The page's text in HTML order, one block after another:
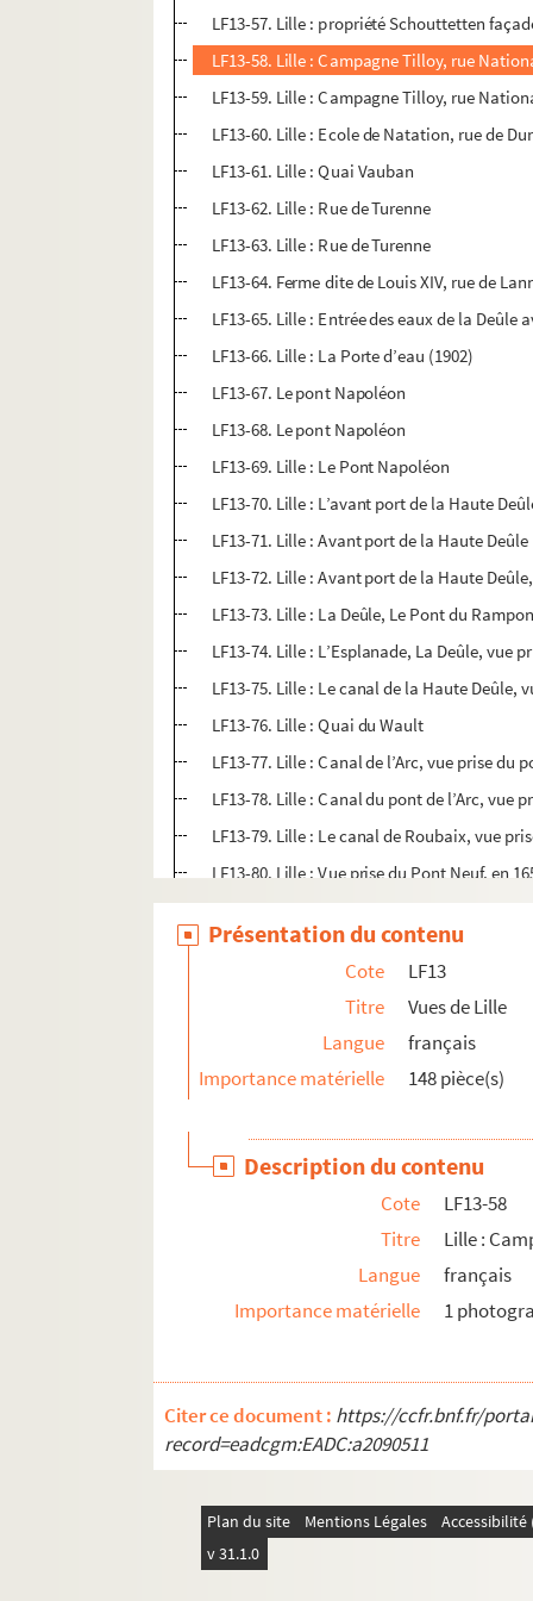
LF13-57. Lille : propriété Schouttetten
LF13-58. Lille : Campagne Tilloy, rue
LF13-59. Lille : Campagne Tilloy, rue
LF13-60. Lille : Ecole de Natation, rue de
LF13-61. Lille : Quai Vauban
LF13-62. Lille : Rue de Turenne
LF13-63. Lille : Rue de Turenne
LF13-64. Ferme dite de Louis XIV, rue de
LF13-65. Lille : Entrée des eaux de la
LF13-66. Lille : La Porte d’eau (1902)
LF13-67. Le pont Napoléon
LF13-68. Le pont Napoléon
LF13-69. Lille : Le Pont Napoléon
LF13-70. Lille : L’avant port de la Haute
LF13-71. Lille : Avant port de la Haute Deûle
LF13-72. Lille : Avant port de la Haute
LF13-73. Lille : La Deûle, Le Pont du
LF13-74. Lille : L’Esplanade, La Deûle, vue
LF13-75. Lille : Le canal de la Haute Deûle,
LF13-76. Lille : Quai du Wault
LF13-77. Lille : Canal de l’Arc, vue prise du
LF13-78. Lille : Canal du pont de l’Arc, vue
LF13-79. Lille : Le canal de Roubaix, vue
LF13-80. Lille : Vue prise du Pont Neuf, en
LF13-81. Lille : Le Grand Rivage (Quai de la
LF13-82. Lille : Collège Notre-Dame de la
LF13-83. Lille : La Basse Deûle, Le Pont Neuf
LF13-84. Lille : La Basse Deûle, Le Pont
LF13-85. Lille : Canal de la Basse Deûle,
LF13-86. Lille : Canal de la Basse Deûle, La
LF13-88. Lille : L’arbonnoise
LF13-89. Lille : La Digue, emplacement
LF13-90. Lille : La Préfecture
LF13-91. Lille : Palais des Beaux-Arts,
LF13-92. Lille : Le Palais des Beaux-Arts
LF13-94. Lille : Le Palais Rameau, effet de
LF13-95. Collégiale de Saint Pierre
LF13-96. Lille : Eglise Saint Maurice
LF13-97. Ancienne église St Etienne après
LF13-98. Eglise St Sauveur après le
LF13-99. Le quartier St Sauveur après le
Présentation du contenu
Cote
LF13
Titre
Vues de Lille
Langue
français
Importance matérielle
148 pièce(s)
Description du contenu
Cote
LF13-58
Titre
Lille :
Langue
français
Importance matérielle
1
Citer ce document : https://ccfr.bnf.fr/
record=eadcgm:EADC:a2090511
Plan du site Mentions Légales
v 31.1.0